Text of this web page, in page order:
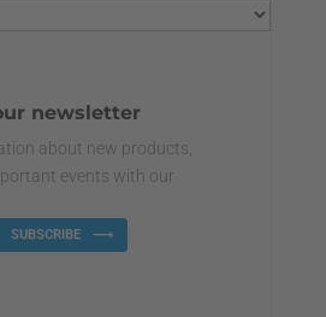
newsletter
about new products,
events with our
SUBSCRIBE